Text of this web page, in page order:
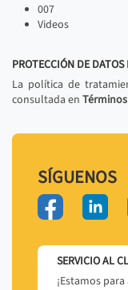
007
Videos
PROTECCIÓN DE DATOS
La política de
consultada en
SÍGUENOS
SERVICIO AL
¡Estamos